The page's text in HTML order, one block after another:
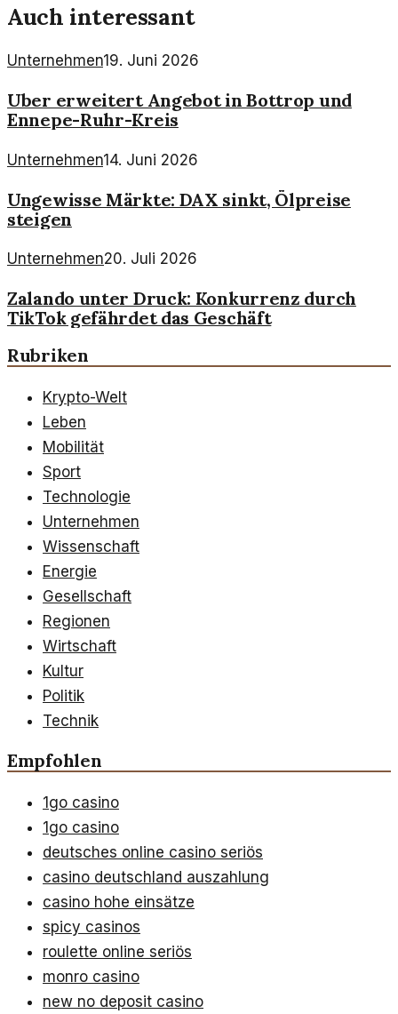
Auch interessant
Unternehmen19. Juni 2026
Uber erweitert Angebot in Bottrop und
Ennepe-Ruhr-Kreis
Unternehmen14. Juni 2026
Ungewisse Märkte: DAX sinkt, Ölpreise
steigen
Unternehmen20. Juli 2026
Zalando unter Druck: Konkurrenz durch
TikTok gefährdet das Geschäft
Rubriken
Krypto-Welt
Leben
Mobilität
Sport
Technologie
Unternehmen
Wissenschaft
Energie
Gesellschaft
Regionen
Wirtschaft
Kultur
Politik
Technik
Empfohlen
1go casino
1go casino
deutsches online casino seriös
casino deutschland auszahlung
casino hohe einsätze
spicy casinos
roulette online seriös
monro casino
new no deposit casino